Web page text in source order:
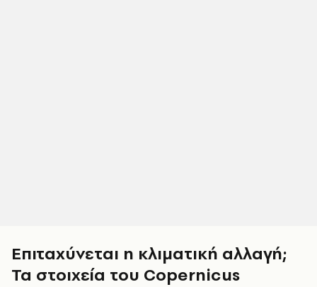
Επιταχύνεται η κλιματική αλλαγή;
Τα στοιχεία του Copernicus